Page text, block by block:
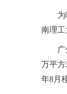
为响
南理工
广州
万平
年8月